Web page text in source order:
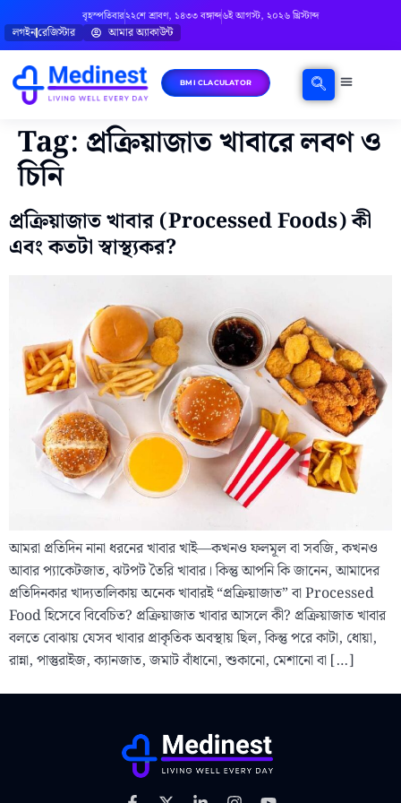
বৃহস্পতিবার২২শে শ্রাবণ, ১৪৩৩ বঙ্গাব্দ৬ই আগস্ট, ২০২৬ খ্রিস্টাব্দ
লগইনরেজিস্টার আমার অ্যাকাউন্ট
BMI CLACULATOR
Tag: প্রক্রিয়াজাত খাবারে লবণ ও
চিনি
প্রক্রিয়াজাত খাবার (Processed Foods) কী
এবং কতটা স্বাস্থ্যকর?
আমরা প্রতিদিন নানা ধরনের খাবার খাই—কখনও ফলমূল বা সবজি, কখনও
আবার প্যাকেটজাত, ঝটপট তৈরি খাবার। কিন্তু আপনি কি জানেন, আমাদের
প্রতিদিনকার খাদ্যতালিকায় অনেক খাবারই “প্রক্রিয়াজাত” বা Processed
Food হিসেবে বিবেচিত? প্রক্রিয়াজাত খাবার আসলে কী? প্রক্রিয়াজাত খাবার
বলতে বোঝায় যেসব খাবার প্রাকৃতিক অবস্থায় ছিল, কিন্তু পরে কাটা, ধোয়া,
রান্না, পাস্তুরাইজ, ক্যানজাত, জমাট বাঁধানো, শুকানো, মেশানো বা […]